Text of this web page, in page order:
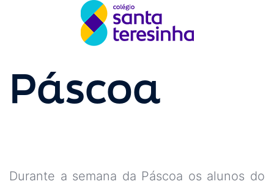
Páscoa
Durante a semana da Páscoa os alunos do